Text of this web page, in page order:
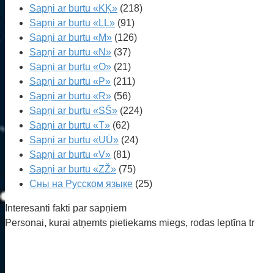
Sapņi ar burtu «KĶ» (218)
Sapņi ar burtu «LĻ» (91)
Sapņi ar burtu «M» (126)
Sapņi ar burtu «N» (37)
Sapņi ar burtu «O» (21)
Sapņi ar burtu «P» (211)
Sapņi ar burtu «R» (56)
Sapņi ar burtu «SŠ» (224)
Sapņi ar burtu «T» (62)
Sapņi ar burtu «UŪ» (24)
Sapņi ar burtu «V» (81)
Sapņi ar burtu «ZŽ» (75)
Сны на Русском языке (25)
Interesanti fakti par sapņiem
Personai, kurai atņemts pietiekams miegs, rodas leptīna